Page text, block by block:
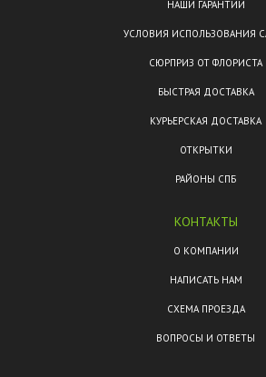
НАШИ ГАРАНТИИ
УСЛОВИЯ ИСПОЛЬЗОВАНИЯ
СЮРПРИЗ ОТ ФЛОРИСТА
БЫСТРАЯ ДОСТАВКА
КУРЬЕРСКАЯ ДОСТАВКА
ОТКРЫТКИ
РАЙОНЫ СПБ
КОНТАКТЫ
О КОМПАНИИ
НАПИСАТЬ НАМ
СХЕМА ПРОЕЗДА
ВОПРОСЫ И ОТВЕТЫ